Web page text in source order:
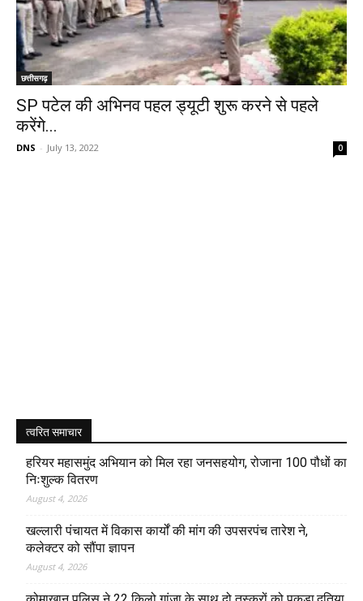
छत्तीसगढ़
SP पटेल की अभिनव पहल ड्यूटी शुरू करने से पहले
करेंगे...
DNS - July 13, 2022 0
त्वरित समाचार
हरियर महासमुंद अभियान को मिल रहा जनसहयोग, रोजाना 100 पौधों का
निःशुल्क वितरण
August 4, 2026
खल्लारी पंचायत में विकास कार्यों की मांग की उपसरपंच तारेश ने,
कलेक्टर को सौंपा ज्ञापन
August 4, 2026